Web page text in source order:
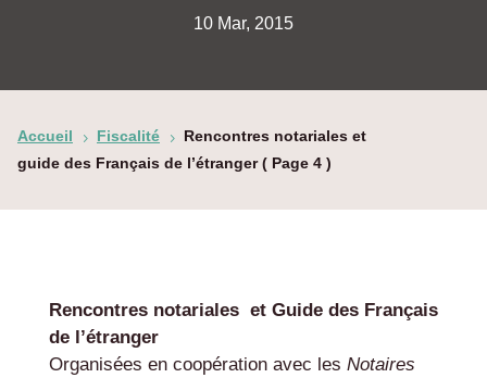
10 Mar, 2015
Accueil 5 Fiscalité 5
Rencontres notariales et
guide des Français de l’étranger( Page 4 )
Rencontres notariales et Guide des Français
de l’étranger
Organisées en coopération avec les Notaires